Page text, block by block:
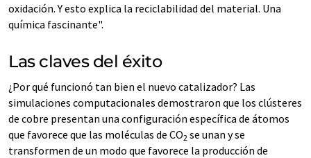
oxidación. Y esto explica la reciclabilidad del material. Una
química fascinante".
Las claves del éxito
¿Por qué funcionó tan bien el nuevo catalizador? Las
simulaciones computacionales demostraron que los clústeres
de cobre presentan una configuración específica de átomos
que favorece que las moléculas de CO2 se unan y se
transformen de un modo que favorece la producción de